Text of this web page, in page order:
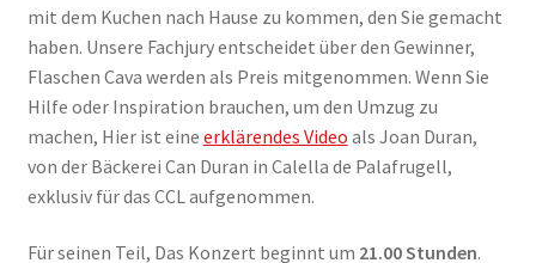
mit dem Kuchen nach Hause zu kommen, den Sie gemacht
haben. Unsere Fachjury entscheidet über den Gewinner,
Flaschen Cava werden als Preis mitgenommen. Wenn Sie
Hilfe oder Inspiration brauchen, um den Umzug zu
machen, Hier ist eine erklärendes Video als Joan Duran,
von der Bäckerei Can Duran in Calella de Palafrugell,
exklusiv für das CCL aufgenommen.
Für seinen Teil, Das Konzert beginnt um 21.00 Stunden.